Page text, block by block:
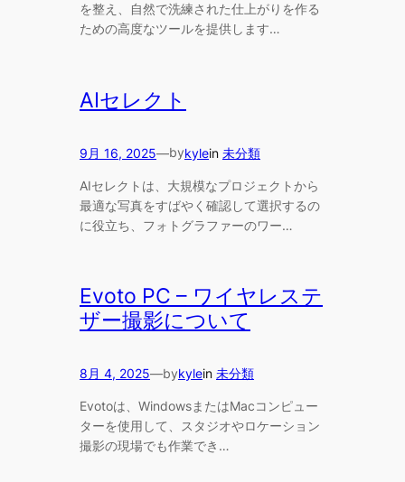
を整え、自然で洗練された仕上がりを作る
ための高度なツールを提供します…
AIセレクト
9月 16, 2025—bykylein 未分類
AIセレクトは、大規模なプロジェクトから
最適な写真をすばやく確認して選択するの
に役立ち、フォトグラファーのワー…
Evoto PC – ワイヤレステ
ザー撮影について
8月 4, 2025—bykylein 未分類
Evotoは、WindowsまたはMacコンピュー
ターを使用して、スタジオやロケーション
撮影の現場でも作業でき…